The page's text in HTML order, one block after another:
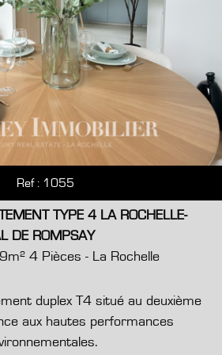
25KM
Terrasse
Ref : 1055
TYPE 4 LA ROCHELLE-
DE ROMPSAY
4 Pièces - La Rochelle
duplex T4 situé au deuxième
aux hautes performances